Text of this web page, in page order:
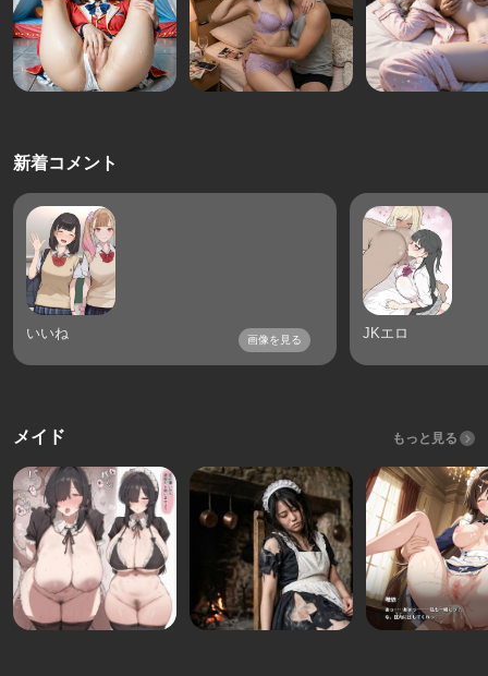
新着コメント
いいね 画像を見る JKエロ
メイド もっと見る